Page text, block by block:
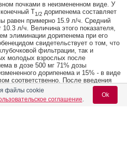
почками в неизмененном виде. У
T1/2 дорипенема составляет
равен примерно 15.9 л/ч. Средний
л/ч. Величина этого показателя,
элиминации дорипенема при его
свидетельствует о том, что
фильтрации, так и
молодых взрослых после
в дозе 500 мг 71% дозы
дорипенема и 15% - в виде
соответственно. После введения
одной дозы (500 мг)
в кале было обнаружено менее
файлы cookie
соглашение.
Ok